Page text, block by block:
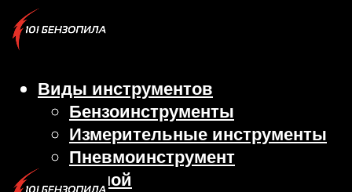
Виды инструментов
Бензоинструменты
Измерительные инструменты
Пневмоинструмент
Ручной